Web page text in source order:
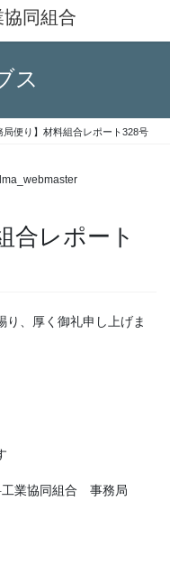
協同組合
ス
局便り】材料組合レポート328号
合レポート
り、厚く御礼申し上げま
組合 事務局